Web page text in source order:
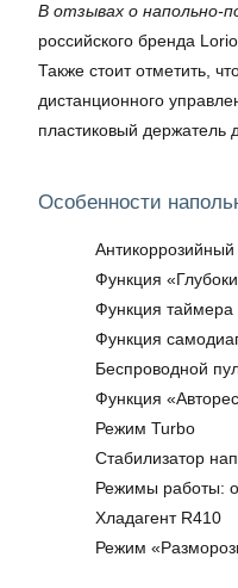
В отзывах о напольно-
российского бренда
Также стоит отметить,
дистанционного
пластиковый держатель
Особенности
Функция
Функция таймера
Функция
Беспроводной
Функция
Режим Turbo
Стабилизатор
Режимы работы:
Хладагент R410
Режим